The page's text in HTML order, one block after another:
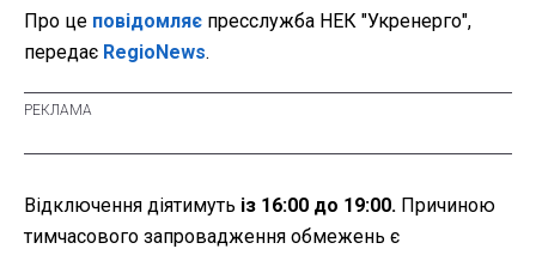
Про це повідомляє пресслужба НЕК "Укренерго",
передає RegioNews.
Відключення діятимуть із 16:00 до 19:00. Причиною
тимчасового запровадження обмежень є